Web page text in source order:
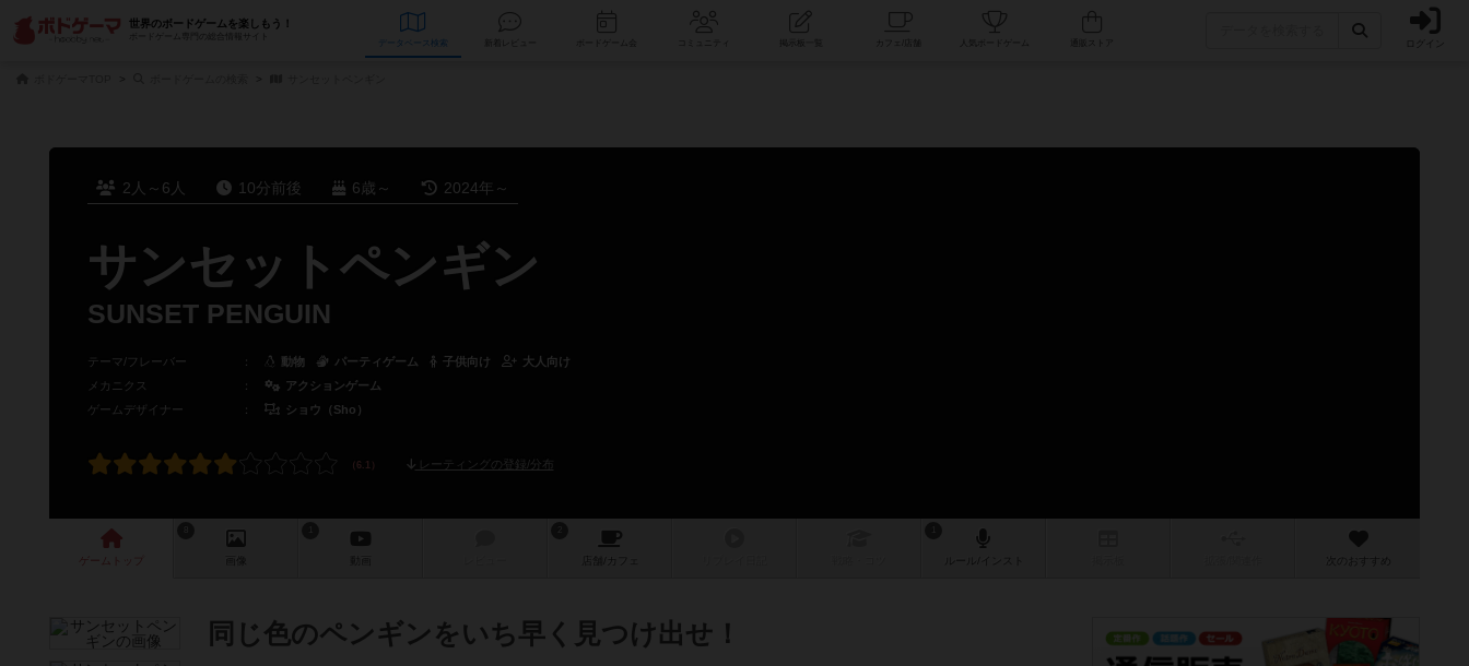
世界のボードゲームを楽しもう！
ボードゲーム専門の総合情報サイト
データベース コミュニティ 人気ボードゲーム ログイン
2人～6人 10分前後 6歳～ 2024年～
サンセットペンギン
SUNSET PENGUIN
テーマ/フレーバー ： 動物 パーティゲーム 子供向け
大人向け
メカニクス
：
アクションゲーム
ゲームデザイナー
： ショウ（Sho）
レーティングの登録/分布
ゲーム 画像 店舗/ カフェ 次のおすすめ
同じ色のペンギンをいち早く見つけ出せ！